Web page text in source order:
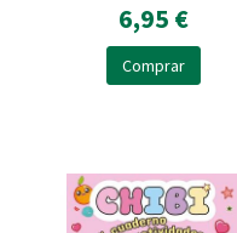
6,95 €
Comprar